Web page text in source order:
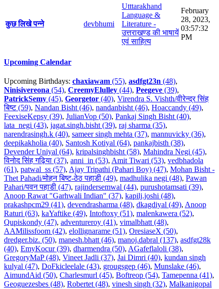
कुछ लिखे पन्ने devbhumi
Utttarakhand
Language &
Literature -
उत्तराखण्ड की भाषायें
एवं साहित्य
February
28, 2023,
03:57:32
PM
Upcoming Calendar
Upcoming Birthdays: chaxiawam (55), asdfgt23n (48),
Ninisivereona (54), CreemyElulley (44), Peegeve (39),
PatrickSemy (45), Georgetor (40), Virendra S. Vishth/वीरेन्द्र सिंह
बिष्ट (59), Nandan Bisht (46), nandanbisht (46), Hoaccandy (49),
FeexiseKepsy (39), JulianVop (50), Pankaj Singh Bisht (40),
lata_negi (43), jagat.singh.bisht (39), raj sharma (35),
narendrasingh.k (40), sameer singh mehta (37), mannuvicky (36),
deepikakholia (40), Santosh Kotiyal (64), pankajbisth (38),
Devender Uniyal (64), kripalsinghbisht (58), Mahindra Negi (45),
विनोद सिंह गढ़िया (37), anni_in (53), Amit Tiwari (53), vedbhadola
(61), patwal_ss (57), Ajay Tripathi (Pahari Boy) (47), Mohan Bisht -
Thet Pahadi/मोहन बिष्ट-ठेठ पहाडी (49), madhulika negi (48), Pawan
Pahari/पवन पहाडी (47), rajindersemwal (44), purushotamsati (39),
Anoop Rawat "Garhwali Indian" (37), kapilj.joshi (48),
prakashpcm29 (41), devendrasharma (48), dkagdiyal (49), Anoop
Raturi (63), kaYaftike (49), Intoftoxy (51), malenkawera (52),
Qupiskondy (47), adventureroy (41), vimalbhatt (48),
AAMilissfoom (42), elollignarame (51), OresiaseX (50),
dredger.biz. (50), manesh.bhatt (46), manoj.dabral (137), asdfgt28k
(40), EmyKocur (39), dharmendra (50), AGafeflaloli (38),
GregoryMaP (48), Vineet Jadli (37), Jai Dimri (40), kundan singh
kulyal (47), DoFkicleelale (43), grougsgep (46), Munslake (46),
AimundAid (50), Charlesmurl (45), Boftreop (54), Tamepenna (41),
Geoguezesbes (48), Robertet (48), vinesh singh (32), Malkanigopal